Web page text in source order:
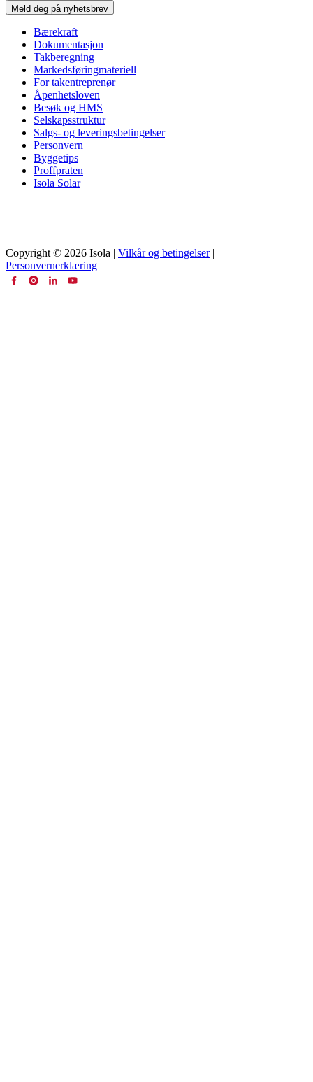
Meld deg på nyhetsbrev
Bærekraft
Dokumentasjon
Takberegning
Markedsføringmateriell
For takentreprenør
Åpenhetsloven
Besøk og HMS
Selskapsstruktur
Salgs- og leveringsbetingelser
Personvern
Byggetips
Proffpraten
Isola Solar
Copyright © 2026 Isola | Vilkår og betingelser|
Personvernerklæring